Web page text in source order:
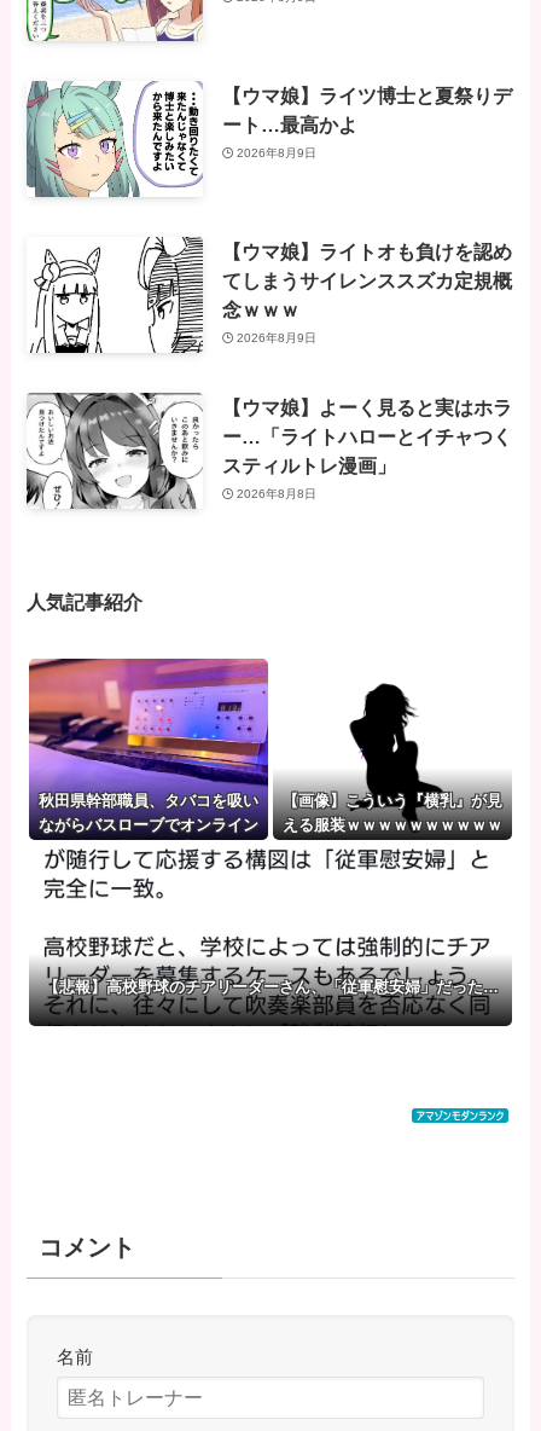
【ウマ娘】ライツ博士と夏祭りデ
ート…最高かよ
2026年8月9日
【ウマ娘】ライトオも負けを認め
てしまうサイレンススズカ定規概
念ｗｗｗ
2026年8月9日
【ウマ娘】よーく見ると実はホラ
ー…「ライトハローとイチャつく
スティルトレ漫画」
2026年8月8日
人気記事紹介
秋田県幹部職員、タバコを吸い
ながらバスローブでオンライン
報道対応 背景には🏩のような
壁紙
【画像】こういう『横乳』が見
える服装ｗｗｗｗｗｗｗｗｗｗ
ｗｗ
【悲報】高校野球のチアリーダーさん、「従軍慰安婦」だった…
コメント
名前